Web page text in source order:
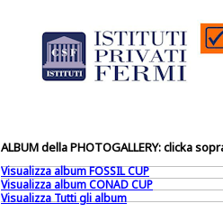
ALBUM della PHOTOGALLERY: clicka
Visualizza album FOSSIL CUP
Visualizza album CONAD CUP
Visualizza Tutti gli album